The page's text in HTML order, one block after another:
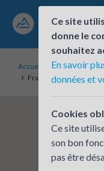
Accueil
France Travail -
Ce site
donne le
souhaitez
En savoir
données et
Cookies
Ce site
son bon
pas être